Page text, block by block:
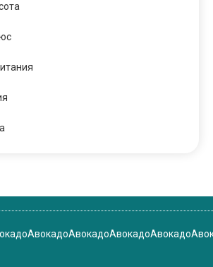
АвокадоАвокадоАвокадоАвокадо